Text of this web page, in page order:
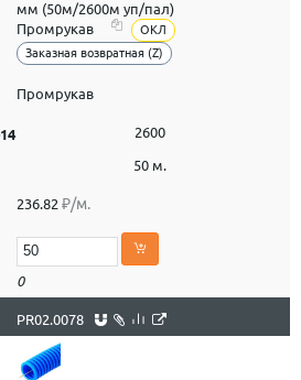
мм (50м/2600м уп/пал)
Промрукав
ОКЛ
Заказная возвратная (Z)
Промрукав
2600
50 м.
236.82 ₽/м.
0
PR02.0078